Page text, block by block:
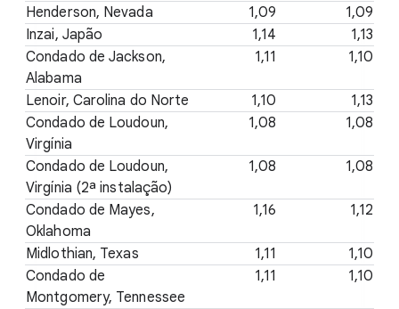
Henderson, Nevada
1,09
1,09
Inzai, Japão
1,14
1,13
Condado de Jackson,
Alabama
1,11 1,10
Lenoir, Carolina do Norte 1,10
1,13
Condado de Loudoun,
Virgínia
1,08 1,08
Condado de Loudoun,
Virgínia (2ª instalação)
1,08 1,08
Condado de Mayes,
Oklahoma
1,16 1,12
Midlothian, Texas 1,11
1,10
Condado de
Montgomery, Tennessee
1,11 1,10